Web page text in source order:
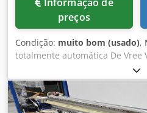
preços
Condição: muito bom (usado),
totalmente automática De Vree
enchimento: 1-20 litros
colocação de tampas
tampas Em excelente estado,
produção!!! Dcedpfxeztc Sgs